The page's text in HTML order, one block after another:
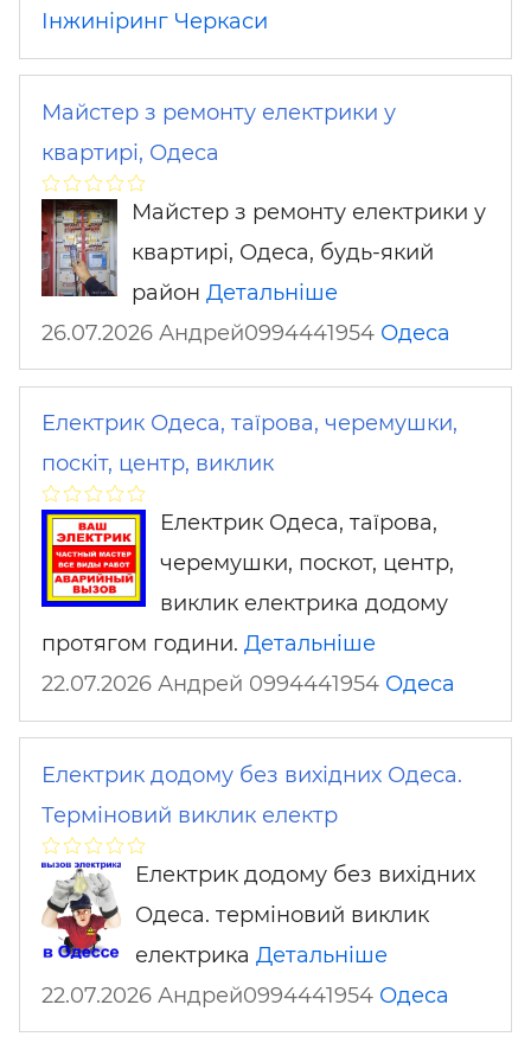
Інжиніринг Черкаси
Майстер з ремонту електрики у
квартирі, Одеса
Майстер з ремонту електрики у
квартирі, Одеса, будь-який
район Детальніше
26.07.2026 Андрей0994441954 Одеса
Електрик Одеса, таїрова, черемушки,
поскіт, центр, виклик
Електрик Одеса, таїрова,
черемушки, поскот, центр,
виклик електрика додому
протягом години. Детальніше
22.07.2026 Андрей 0994441954 Одеса
Електрик додому без вихідних Одеса.
Терміновий виклик електр
Електрик додому без вихідних
Одеса. терміновий виклик
електрика Детальніше
22.07.2026 Андрей0994441954 Одеса